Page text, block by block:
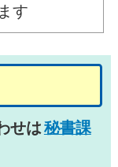
す
せは秘書課